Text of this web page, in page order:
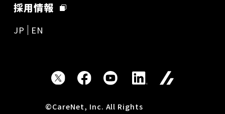
採用情報
JP EN
©CareNet, Inc. All Rights